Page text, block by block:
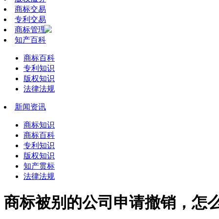
商标交易
专利交易
商标管理
知产百科
商标百科
专利知识
版权知识
法律法规
新闻资讯
商标知识
商标百科
专利知识
版权知识
知产贯标
法律法规
商标被别的公司申请撤销，怎